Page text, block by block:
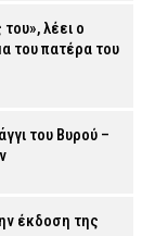
λέει ο
του πατέρα του
του Βυρού –
έκδοση της